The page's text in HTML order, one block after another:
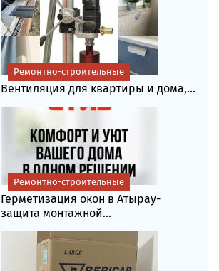
Вентиляция для квартиры и дома,...
Ремонтно-строительные
Герметизация окон в Атырау-
защита монтажной...
Ремонтно-строительные